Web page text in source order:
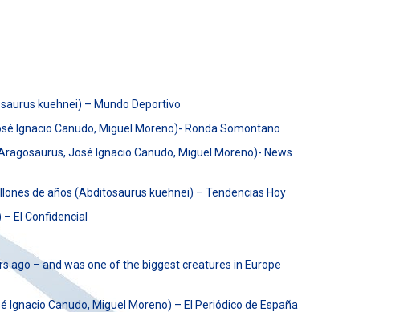
kuehnei) – Mundo Deportivo
Ignacio Canudo, Miguel Moreno)- Ronda Somontano
José Ignacio Canudo, Miguel Moreno)- News
de años (Abditosaurus kuehnei) – Tendencias Hoy
El Confidencial
ago – and was one of the biggest creatures in Europe
Canudo, Miguel Moreno) – El Periódico de España